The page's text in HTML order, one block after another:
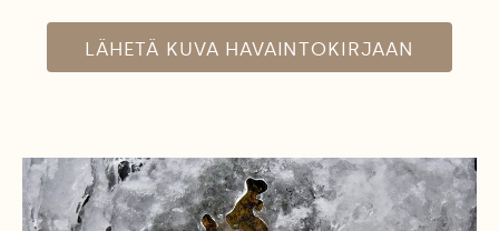
LÄHETÄ KUVA HAVAINTOKIRJAAN